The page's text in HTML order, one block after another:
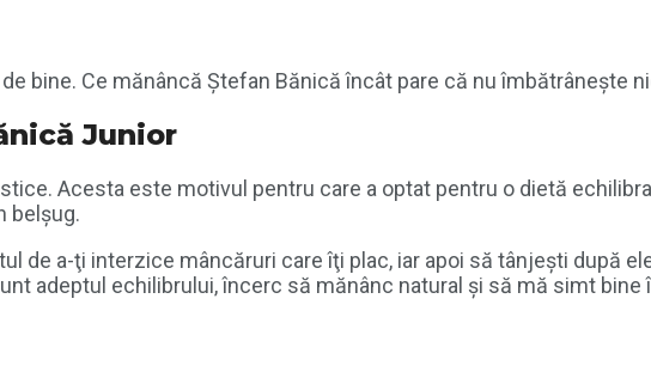
bine. Ce mănâncă Ștefan Bănică încât pare că nu îmbătrânește
Junior
Acesta este motivul pentru care a optat pentru o dietă
belșug.
de a-ţi interzice mâncăruri care îţi plac, iar apoi să tânjeşti după
adeptul echilibrului, încerc să mănânc natural şi să mă simt bine